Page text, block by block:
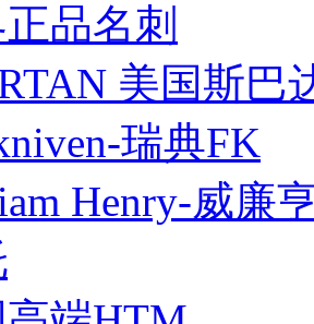
品名刺
美国斯巴
瑞典FK
Henry-威廉